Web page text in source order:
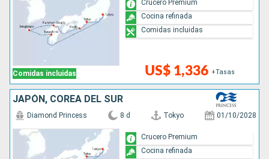
Comidas incluidas US$ 1,336 +Tasas
Crucero Premium
Cocina refinada
Comidas incluidas
JAPÓN, COREA DEL SUR
Diamond Princess 8 d Tokyo 01/10/2028
Crucero Premium
Cocina refinada